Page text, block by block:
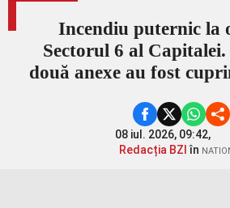
Incendiu puternic la
Sectorul 6 al
două anexe au fost
08 iul. 2026, 09:42,
Redacția BZI în